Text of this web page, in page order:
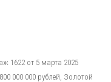
1622 от 5 марта 2025
000 000 рублей, Золотой